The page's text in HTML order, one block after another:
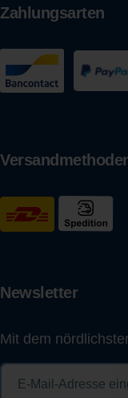
Zahlungsarten
Newsletter
Mit dem